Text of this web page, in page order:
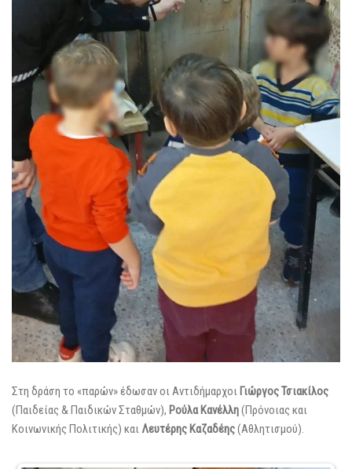
Στη δράση το «παρών» έδωσαν οι Αντιδήμαρχοι Γιώργος Τσιακίλος
(Παιδείας & Παιδικών Σταθμών), Ρούλα Κανέλλη(Πρόνοιας και
Κοινωνικής Πολιτικής) και Λευτέρης Καζαδέης(Αθλητισμού).